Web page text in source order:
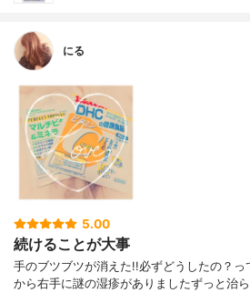
にる
5.00
続けることが大事
手のブツブツが消えた!!必ずどうしたの？
から右手に謎の湿疹がありましたずっと治